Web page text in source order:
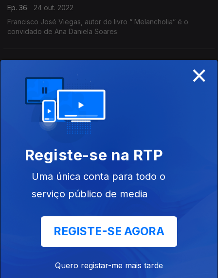
Ep. 36
24 out. 2022
Francisco José Viegas, autor do livro “ Melancholia” é o
convidado de Ana Daniela Soares
Ep. 35
17 out. 2022
João Céu e Silva, autor do livro “ Adeus Casablanca” é o
convidado de Ana Daniela Soares
10 out. 2022
vidas de José Saramago” são os convidados de Ana Daniela
03 out. 2022
×
Registe-se na RTP
Uma única conta para todo o
serviço público de media
REGISTE-SE AGORA
Quero registar-me mais tarde